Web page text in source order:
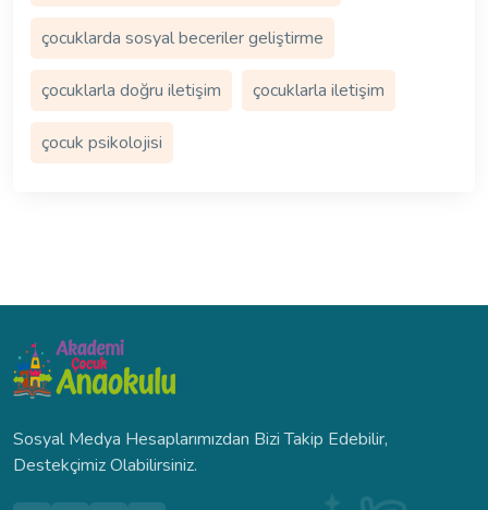
çocuklarda sosyal beceriler geliştirme
çocuklarla doğru iletişim çocuklarla iletişim
çocuk psikolojisi
Sosyal Medya Hesaplarımızdan Bizi Takip Edebilir,
Destekçimiz Olabilirsiniz.